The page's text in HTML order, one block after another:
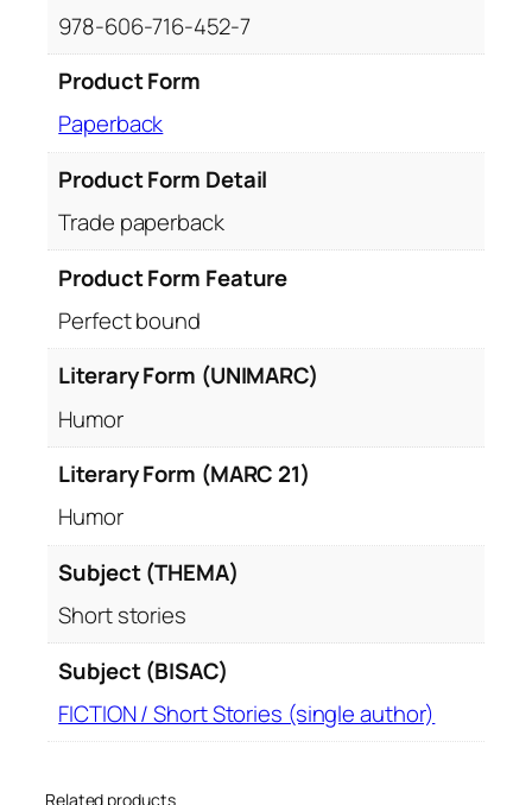
978-606-716-452-7
Product Form
Paperback
Product Form Detail
Trade paperback
Product Form Feature
Perfect bound
Literary Form (UNIMARC)
Humor
Literary Form (MARC 21)
Humor
Subject (THEMA)
Short stories
Subject (BISAC)
FICTION / Short Stories (single author)
Related products